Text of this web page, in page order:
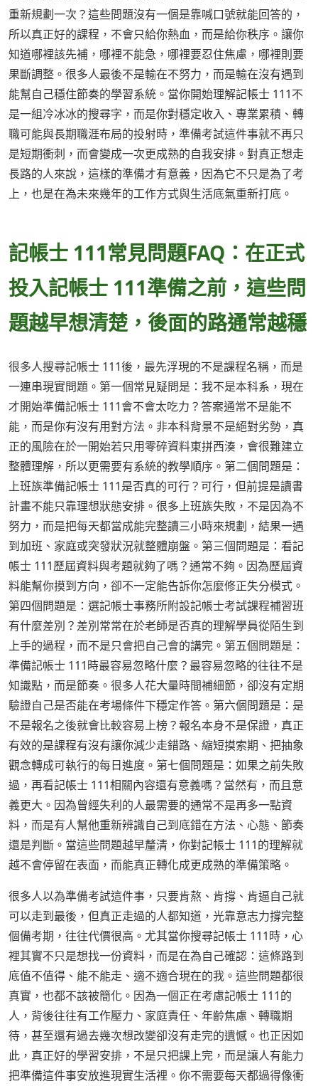
重新規劃一次？這些問題沒有一個是靠喊口號就能回答的，
所以真正好的課程，不會只給你熱血，而是給你秩序。讓你
知道哪裡該先補，哪裡不能急，哪裡要忍住焦慮，哪裡則要
果斷調整。很多人最後不是輸在不努力，而是輸在沒有遇到
能幫自己穩住節奏的學習系統。當你開始理解記帳士 111不
是一組冷冰冰的搜尋字，而是你對穩定收入、專業累積、轉
職可能與長期職涯布局的投射時，準備考試這件事就不再只
是短期衝刺，而會變成一次更成熟的自我安排。對真正想走
長路的人來說，這樣的準備才有意義，因為它不只是為了考
上，也是在為未來幾年的工作方式與生活底氣重新打底。
記帳士 111常見問題FAQ：在正式
投入記帳士 111準備之前，這些問
題越早想清楚，後面的路通常越穩
很多人搜尋記帳士 111後，最先浮現的不是課程名稱，而是
一連串現實問題。第一個常見疑問是：我不是本科系，現在
才開始準備記帳士 111會不會太吃力？答案通常不是能不
能，而是你有沒有用對方法。非本科背景不是絕對劣勢，真
正的風險在於一開始若只用零碎資料東拼西湊，會很難建立
整體理解，所以更需要有系統的教學順序。第二個問題是：
上班族準備記帳士 111是否真的可行？可行，但前提是讀書
計畫不能只靠理想狀態安排。很多上班族失敗，不是因為不
努力，而是把每天都當成能完整讀三小時來規劃，結果一遇
到加班、家庭或突發狀況就整體崩盤。第三個問題是：看記
帳士 111歷屆資料與考題就夠了嗎？通常不夠。因為歷屆資
料能幫你摸到方向，卻不一定能告訴你怎麼修正失分模式。
第四個問題是：選記帳士事務所附設記帳士考試課程補習班
有什麼差別？差別常常在於老師是否真的理解學員從陌生到
上手的過程，而不是只會把自己會的講完。第五個問題是：
準備記帳士 111時最容易忽略什麼？最容易忽略的往往不是
知識點，而是節奏。很多人花大量時間補細節，卻沒有定期
驗證自己是否能在考場條件下穩定作答。第六個問題是：是
不是報名之後就會比較容易上榜？報名本身不是保證，真正
有效的是課程有沒有讓你減少走錯路、縮短摸索期、把抽象
觀念轉成可執行的每日進度。第七個問題是：如果之前失敗
過，再看記帳士 111相關內容還有意義嗎？當然有，而且意
義更大。因為曾經失利的人最需要的通常不是再多一點資
料，而是有人幫他重新辨識自己到底錯在方法、心態、節奏
還是判斷。當這些問題越早釐清，你對記帳士 111的理解就
越不會停留在表面，而能真正轉化成更成熟的準備策略。
很多人以為準備考試這件事，只要肯熬、肯撐、肯逼自己就
可以走到最後，但真正走過的人都知道，光靠意志力撐完整
個備考期，往往代價很高。尤其當你搜尋記帳士 111時，心
裡其實不只是想找一份資料，而是在為自己確認：這條路到
底值不值得、能不能走、適不適合現在的我。這些問題都很
真實，也都不該被簡化。因為一個正在考慮記帳士 111的
人，背後往往有工作壓力、家庭責任、年齡焦慮、轉職期
待，甚至還有過去幾次想改變卻沒有走完的遺憾。也正因如
此，真正好的學習安排，不是只把課上完，而是讓人有能力
把準備這件事安放進現實生活裡。你不需要每天都過得像衝